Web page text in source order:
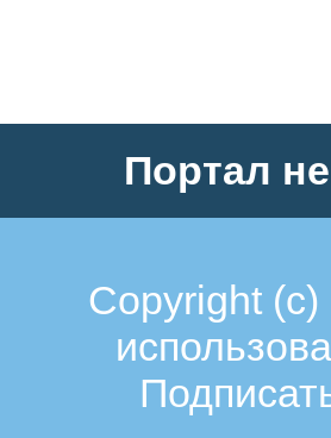
Портал
Copyright (c)